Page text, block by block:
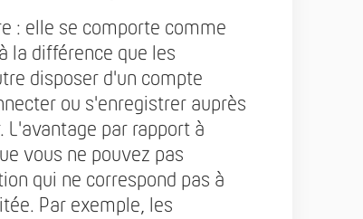
: elle se comporte comme
la différence que les
disposer d'un compte
ou s'enregistrer auprès
L'avantage par rapport à
vous ne pouvez pas
qui ne correspond pas à
Par exemple, les